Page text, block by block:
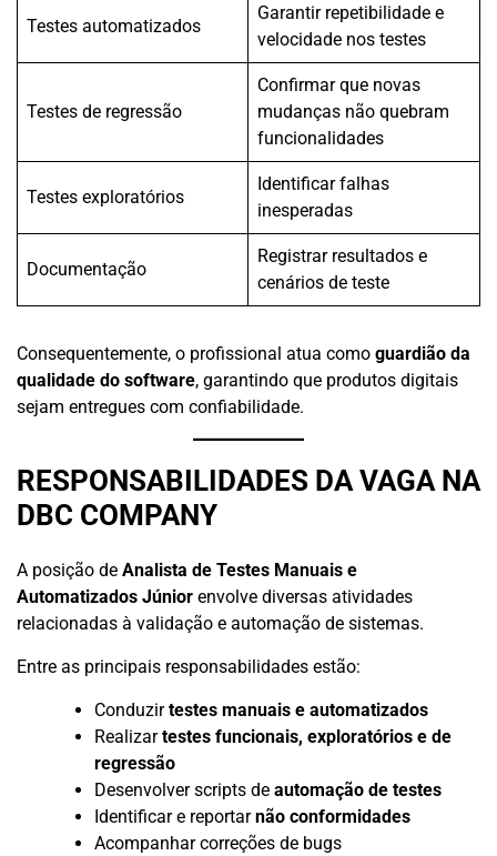
Testes automatizados
Garantir repetibilidade e
velocidade nos testes
Testes de regressão
Confirmar que novas
mudanças não quebram
funcionalidades
Testes exploratórios
Identificar falhas
inesperadas
Documentação
Registrar resultados e
cenários de teste
Consequentemente, o profissional atua como guardião da
qualidade do software, garantindo que produtos digitais
sejam entregues com confiabilidade.
RESPONSABILIDADES DA VAGA NA
DBC COMPANY
A posição de Analista de Testes Manuais e
Automatizados Júnior envolve diversas atividades
relacionadas à validação e automação de sistemas.
Entre as principais responsabilidades estão:
Conduzirtestes manuais e automatizados
Realizartestes funcionais, exploratórios e de
regressão
Desenvolver scripts de automação de testes
Identificar e reportarnão conformidades
Acompanhar correções de bugs